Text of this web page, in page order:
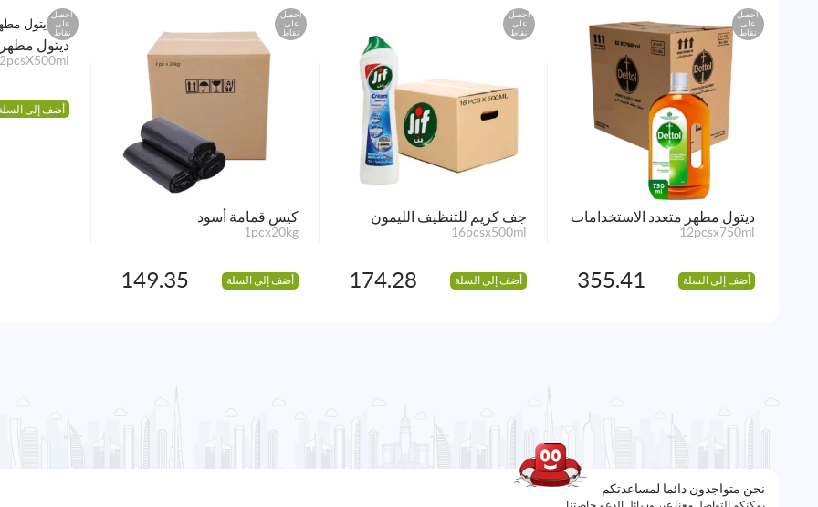
احصل
على
نقاط
ديتول مطهر متعدد الاستخدامات
12pcsx750ml
أضف إلى السلة 355.41
احصل
على
نقاط
جف كريم للتنظيف الليمون
16pcsx500ml
أضف إلى السلة 174.28
احصل
على
نقاط
كيس قمامة أسود
1pcx20kg
أضف إلى السلة 149.35
احصل
على
نقاط
ديتول
أضف إلى
نحن متواجدون دائما لمساعدتكم